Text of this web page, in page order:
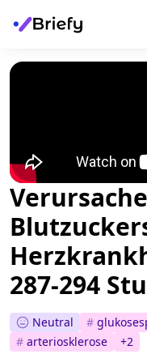
287-294
Neutral #
# arteriosklerose +2